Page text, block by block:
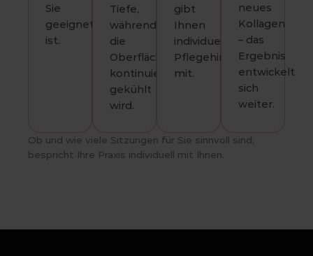
Sie
geeignet
ist.
Tiefe,
während
die
Oberfläche
kontinuierlich
gekühlt
wird.
gibt
Ihnen
individuelle
Pflegehinweise
mit.
neues
Kollagen
– das
Ergebnis
entwickelt
sich
weiter.
Ob und wie viele Sitzungen für Sie sinnvoll sind,
bespricht Ihre Praxis individuell mit Ihnen.